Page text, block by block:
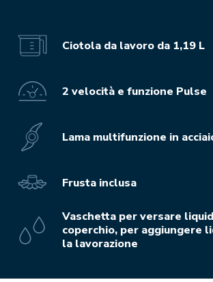
Ciotola da lavoro da 1,19 L
2 velocità e funzione Pulse
Lama multifunzione in
Frusta inclusa
Vaschetta per versare
coperchio, per aggiungere
la lavorazione